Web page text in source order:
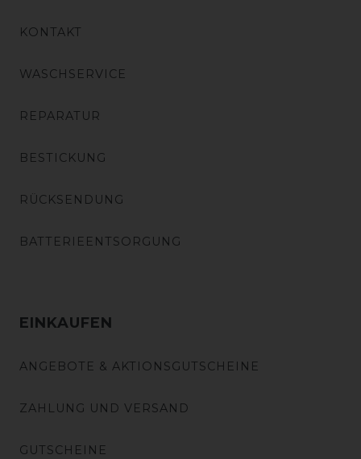
KONTAKT
WASCHSERVICE
REPARATUR
BESTICKUNG
RÜCKSENDUNG
BATTERIEENTSORGUNG
EINKAUFEN
ANGEBOTE & AKTIONSGUTSCHEINE
ZAHLUNG UND VERSAND
GUTSCHEINE